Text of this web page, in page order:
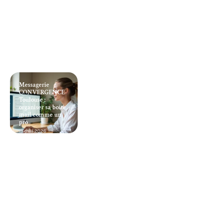
Messagerie
CONVERGENCE
Toulouse :
organiser sa boîte
mail comme un
pro
19 mai 2026